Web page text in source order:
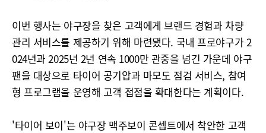
이번 행사는 야구장을 찾은 고객에게 브랜드 경험과 차량
관리 서비스를 제공하기 위해 마련됐다. 국내 프로야구가 2
024년과 2025년 2년 연속 1000만 관중을 넘긴 가운데 야구
팬을 대상으로 타이어 공기압과 마모도 점검 서비스, 참여
형 프로그램을 운영해 고객 접점을 확대한다는 계획이다.
'타이어 보이'는 야구장 맥주보이 콘셉트에서 착안한 고객